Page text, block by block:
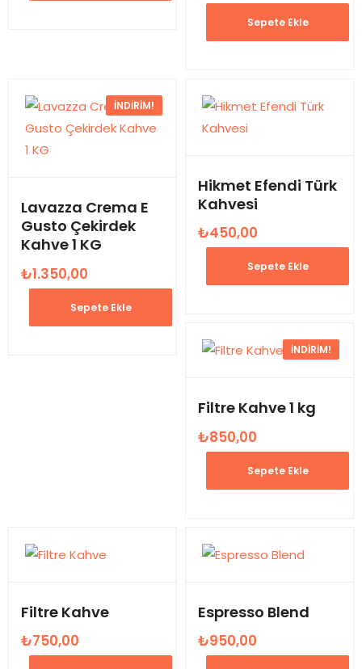
fiyat:
Sepete Ekle
İNDIRIM!
Lavazza Crema E
Gusto Çekirdek
Kahve 1 KG
Orijinal
fiyat:
₺1.350,00
fiyat:
Sepete Ekle
Hikmet Efendi Türk
Kahvesi
₺450,00
Sepete Ekle
İNDIRIM!
Filtre Kahve 1 kg
Orijinal
fiyat:
₺850,00
fiyat:
Sepete Ekle
Filtre Kahve
₺750,00
Espresso Blend
₺950,00